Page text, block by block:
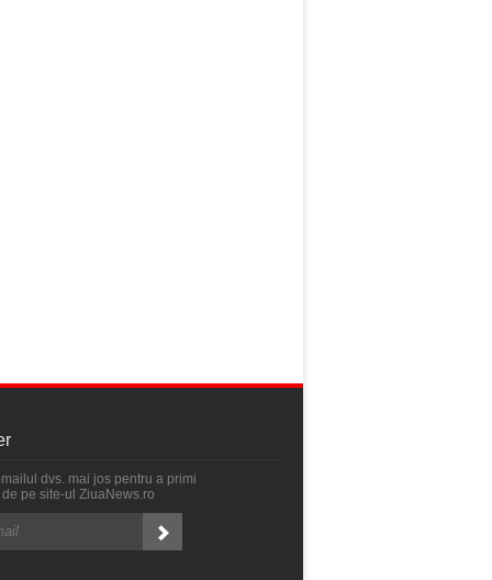
dvs. mai jos pentru a primi
pe site-ul ZiuaNews.ro